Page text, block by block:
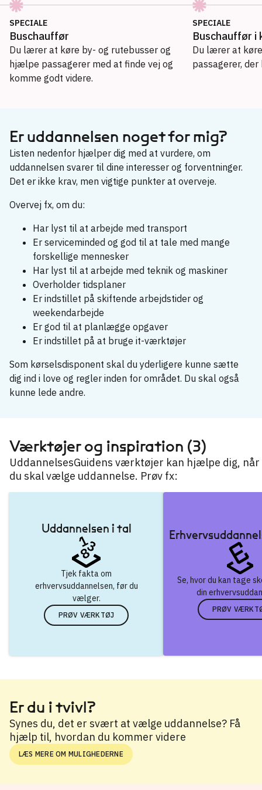
SPECIALE
Buschauffør
Du lærer at køre by- og rutebusser og
hjælpe passagerer med at finde vej og
komme godt videre.
SPECIALE
Buschauffør
Du lærer at
passagerer,
Buschauffør i kollektiv trafik
Kørselsdisponent
Turistbuschauffør
Er uddannelsen noget for mig?
Listen nedenfor hjælper dig med at vurdere, om
uddannelsen svarer til dine interesser og forventninger.
Det er ikke krav, men vigtige punkter at overveje.
Overvej fx, om du:
Har lyst til at arbejde med transport
Er serviceminded og god til at tale med mange
forskellige mennesker
Har lyst til at arbejde med teknik og maskiner
Overholder tidsplaner
Er indstillet på skiftende arbejdstider og
weekendarbejde
Er god til at planlægge opgaver
Er indstillet på at bruge it-værktøjer
Som kørselsdisponent skal du yderligere kunne sætte
dig ind i love og regler inden for området. Du skal også
kunne lede andre.
Værktøjer og inspiration (3)
UddannelsesGuidens værktøjer kan hjælpe dig, når
du skal vælge uddannelse. Prøv fx:
Uddannelsen i tal
Tjek fakta om
erhvervsuddannelsen, før du
vælger.
PRØV VÆRKTØJ
Se, hvor du kan tage
din
PRØV
Er du i tvivl?
Synes du, det er svært at vælge uddannelse? Få
hjælp til, hvordan du kommer videre
LÆS MERE OM MULIGHEDERNE